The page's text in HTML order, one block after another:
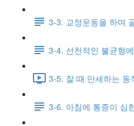
3-3. 교정운동을 하며
3-4. 선천적인 불균형
3-5. 잘 때 만세하는
3-6. 아침에 통증이 심